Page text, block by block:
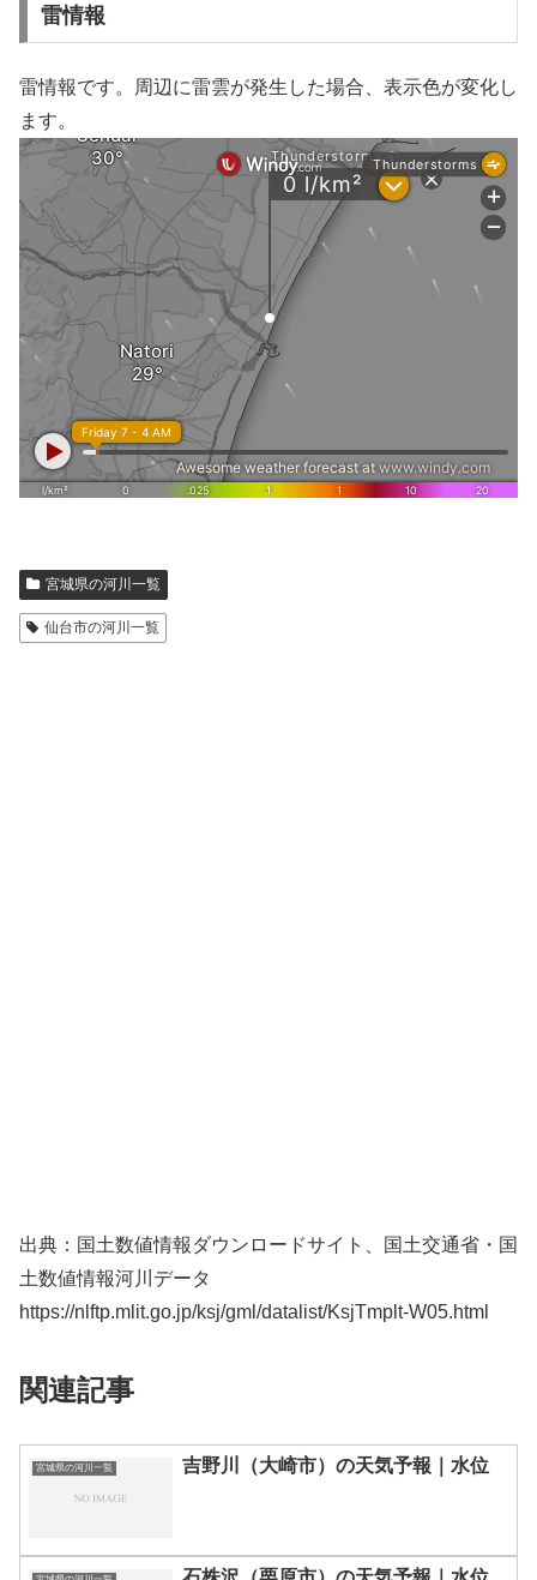
雷情報
雷情報です。周辺に雷雲が発生した場合、表示色が変化し
ます。
宮城県の河川一覧
仙台市の河川一覧
出典：国土数値情報ダウンロードサイト、国土交通省・国
土数値情報河川データ
https://nlftp.mlit.go.jp/ksj/gml/datalist/KsjTmplt-W05.html
関連記事
宮城県の河川一覧 吉野川（大崎市）の天気予報｜水位